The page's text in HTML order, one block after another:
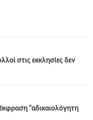
στις εκκλησίες δεν
“αδικαιολόγητη